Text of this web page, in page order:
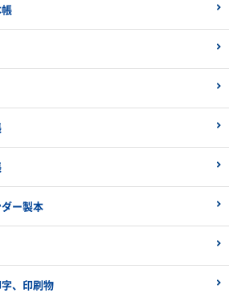
ー製本
、印刷物